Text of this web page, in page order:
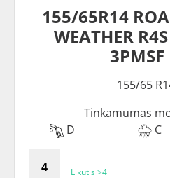
155/65R14
WEATHER
3PMSF
155/65
Tinkamumas
D
C
Likutis >4